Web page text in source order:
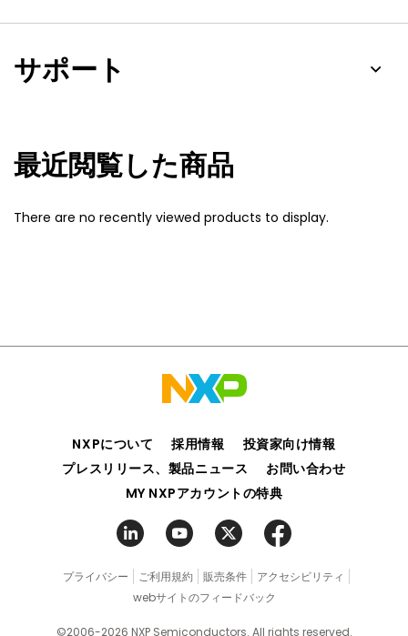
サポート
最近閲覧した商品
There are no recently viewed products to display.
NXPについて 採用情報
投資家向け情報
プレスリリース、製品ニュース
お問い合わせ
MY NXPアカウントの特典
プライバシー ご利用規約 販売条件
アクセシビリティ
webサイトのフィードバック
©2006-2026 NXP Semiconductors. All rights reserved.